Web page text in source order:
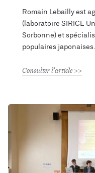
Romain Lebailly est
(laboratoire SIRICE
Sorbonne) et
populaires japonaises.
Consulter l'article